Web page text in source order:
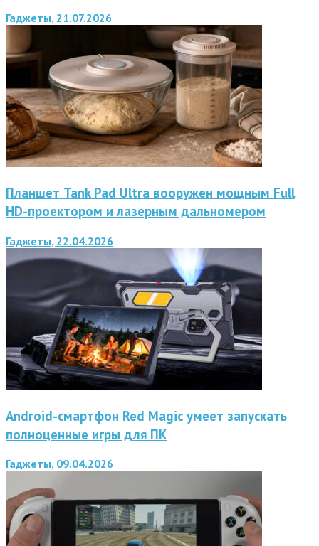
Гаджеты, 21.07.2026
Планшет Tank Pad Ultra вооружен мощным Full
HD-проектором и лазерным дальномером
Гаджеты, 22.04.2026
Android-смартфон Red Magic умеет запускать
полноценные игры для ПК
Гаджеты, 09.04.2026